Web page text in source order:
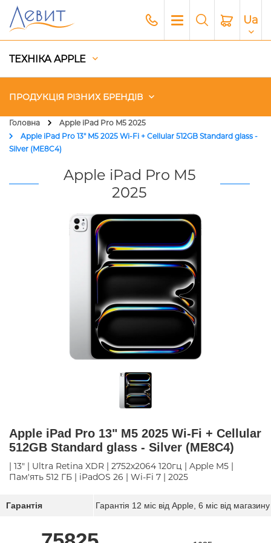
Ua
ТЕХНІКА APPLE
ПРОДУКЦІЯ РІЗНИХ БРЕНДІВ
Чохли
Платний сервіс Apple
Головна
Apple iPad Pro M5 2025
Apple iPad Pro 13" M5 2025 Wi-Fi + Cellular 512GB Standard glass -
Silver (ME8C4)
Apple iPad Pro M5
2025
Apple iPad Pro 13" M5 2025 Wi-Fi + Cellular
512GB Standard glass - Silver (ME8C4)
| 13" | Ultra Retina XDR | 2752х2064 120гц | Apple M5 |
Пам'ять 512 ГБ | iPadOS 26 | Wi-Fi 7 | 2025
Гарантія Гарантія 12 міс від Apple, 6 міс від магазину